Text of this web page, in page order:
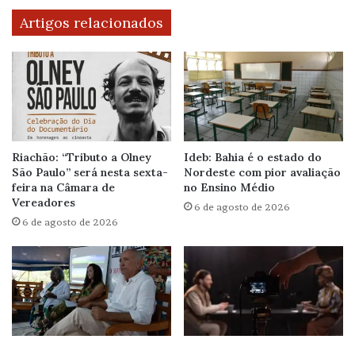
Artigos relacionados
Riachão: “Tributo a Olney
São Paulo” será nesta sexta-
feira na Câmara de
Vereadores
6 de agosto de 2026
Ideb: Bahia é o estado do
Nordeste com pior avaliação
no Ensino Médio
6 de agosto de 2026